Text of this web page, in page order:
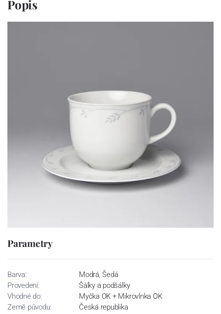
Popis
Parametry
Barva:
Modrá, Šedá
Provedení:
Šálky a podšálky
Vhodné do:
Myčka OK + Mikrovlnka OK
Země původu:
Česká republika